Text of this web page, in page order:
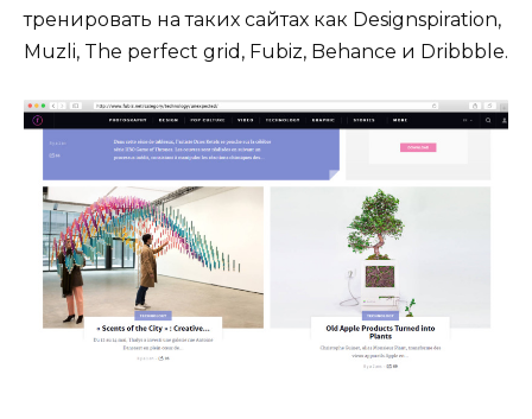
тренировать на таких сайтах как Designspiration,
Muzli, The perfect grid, Fubiz, Behance и Dribbble.